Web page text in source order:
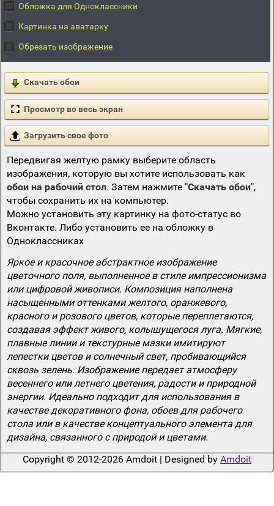
Обложка для Одноклассники
Картинка на аватарку
Обрезать изображение
Скачать обои
Просмотр во весь экран
Загрузить свое фото
Передвигая желтую рамку выберите область
изображения, которую вы хотите использовать как
обои на рабочий стол. Затем нажмите "Скачать обои",
чтобы сохранить их на компьютер.
Можно установить эту картинку на фото-статус во
Вконтакте. Либо установить ее на обложку в
Одноклассниках
Яркое и красочное абстрактное изображение
цветочного поля, выполненное в стиле импрессионизма
или цифровой живописи. Композиция наполнена
насыщенными оттенками желтого, оранжевого,
красного и розового цветов, которые переплетаются,
создавая эффект живого, колышущегося луга. Мягкие,
плавные линии и текстурные мазки имитируют
лепестки цветов и солнечный свет, пробивающийся
сквозь зелень. Изображение передает атмосферу
весеннего или летнего цветения, радости и природной
энергии. Идеально подходит для использования в
качестве декоративного фона, обоев для рабочего
стола или в качестве концептуального элемента для
дизайна, связанного с природой и цветами.
Copyright © 2012-2026 Amdoit | Designed by Amdoit